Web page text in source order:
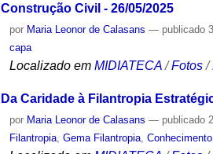
Construção Civil - 26/05/2025
por Maria Leonor de Calasans — publicado
capa
Localizado em MIDIATECA /Fotos /
Da Caridade à Filantropia
por Maria Leonor de Calasans — publicado
Filantropia,Gema Filantropia,Conhecimento